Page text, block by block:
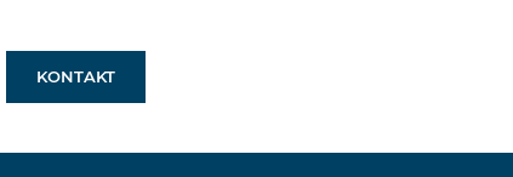
KONTAKT